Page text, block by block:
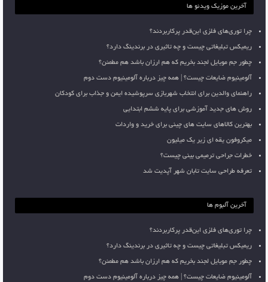
آخرین موزیک ویدئو ها
چرا توری‌های فلزی این‌قدر پرکاربردند؟
ریمیکس تبلیغاتی چیست و چه تاثیری در برندینگ دارد؟
چطور جم موبایل لجند بخریم که هم ارزان باشد هم مطمئن؟
آلومینیوم ضایعات چیست؟ | همه چیز درباره آلومینیوم دست دوم
راهنمای والدین برای انتخاب شهربازی سرپوشیده ایمن و جذاب برای کودکان
روش های جدید آموزشی برای پایه ششم ابتدایی
بهترین کالاهای سایت های چینی برای خرید و واردات
میکروفون یقه ای زیر یک میلیون
خطرات جراحی ترمیمی بینی چیست؟
تعرفه طراحی سایت تابان شهر آپدیت شد
آخرین آلبوم ها
چرا توری‌های فلزی این‌قدر پرکاربردند؟
ریمیکس تبلیغاتی چیست و چه تاثیری در برندینگ دارد؟
چطور جم موبایل لجند بخریم که هم ارزان باشد هم مطمئن؟
آلومینیوم ضایعات چیست؟ | همه چیز درباره آلومینیوم دست دوم